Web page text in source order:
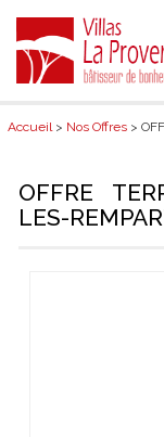
Accueil> Nos Offres >
OFFRE
LES-